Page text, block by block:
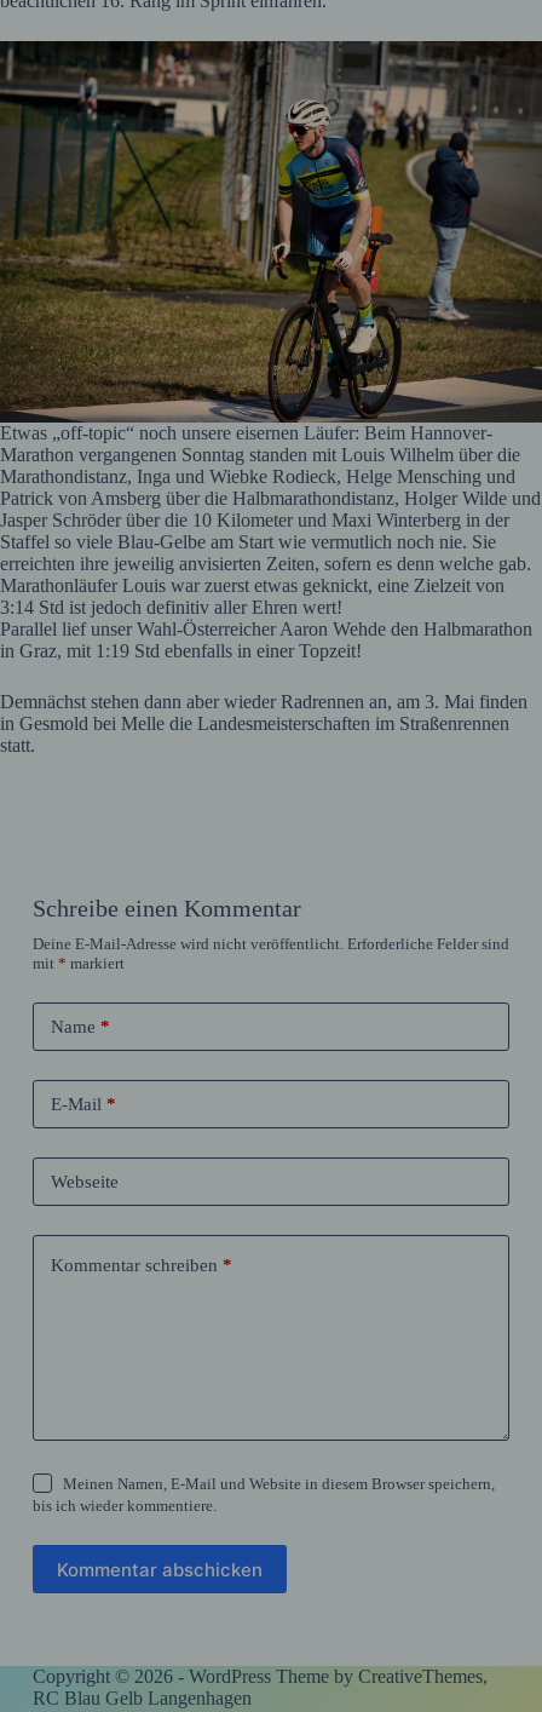
Etwas „off-topic“ noch unsere eisernen Läufer: Beim Hannover-
Marathon vergangenen Sonntag standen mit Louis Wilhelm über die
Marathondistanz, Inga und Wiebke Rodieck, Helge Mensching und
Patrick von Amsberg über die Halbmarathondistanz, Holger Wilde und
Jasper Schröder über die 10 Kilometer und Maxi Winterberg in der
Staffel so viele Blau-Gelbe am Start wie vermutlich noch nie. Sie
erreichten ihre jeweilig anvisierten Zeiten, sofern es denn welche gab.
Marathonläufer Louis war zuerst etwas geknickt, eine Zielzeit von
3:14 Std ist jedoch definitiv aller Ehren wert!
Parallel lief unser Wahl-Österreicher Aaron Wehde den Halbmarathon
in Graz, mit 1:19 Std ebenfalls in einer Topzeit!
Demnächst stehen dann aber wieder Radrennen an, am 3. Mai finden
in Gesmold bei Melle die Landesmeisterschaften im Straßenrennen
statt.
Schreibe einen Kommentar
Deine E-Mail-Adresse wird nicht veröffentlicht. Erforderliche Felder sind
mit * markiert
Name *
E-Mail *
Webseite
Kommentar schreiben *
Meinen Namen, E-Mail und Website in diesem Browser speichern,
bis ich wieder kommentiere.
Kommentar abschicken
Copyright © 2026 - WordPress Theme by CreativeThemes,
RC Blau Gelb Langenhagen